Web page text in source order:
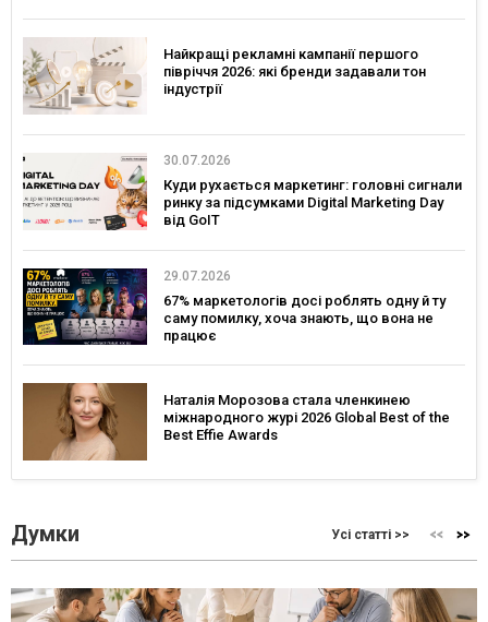
Найкращі рекламні кампанії першого
півріччя 2026: які бренди задавали тон
індустрії
30.07.2026
Куди рухається маркетинг: головні сигнали
ринку за підсумками Digital Marketing Day
від GoIT
29.07.2026
67% маркетологів досі роблять одну й ту
саму помилку, хоча знають, що вона не
працює
Наталія Морозова стала членкинею
міжнародного журі 2026 Global Best of the
Best Effie Awards
Думки Усі статті >>